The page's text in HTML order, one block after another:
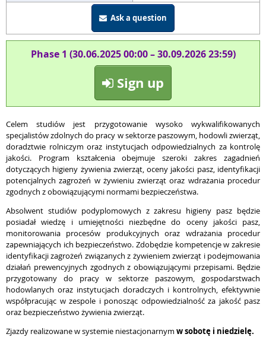
Ask a question
Phase 1 (30.06.2025 00:00 – 30.09.2026 23:59)
Sign up
Celem studiów jest przygotowanie wysoko wykwalifikowanych
specjalistów zdolnych do pracy w sektorze paszowym, hodowli zwierząt,
doradztwie rolniczym oraz instytucjach odpowiedzialnych za kontrolę
jakości. Program kształcenia obejmuje szeroki zakres zagadnień
dotyczących higieny żywienia zwierząt, oceny jakości pasz, identyfikacji
potencjalnych zagrożeń w żywieniu zwierząt oraz wdrażania procedur
zgodnych z obowiązującymi normami bezpieczeństwa.
Absolwent studiów podyplomowych z zakresu higieny pasz będzie
posiadał wiedzę i umiejętności niezbędne do oceny jakości pasz,
monitorowania procesów produkcyjnych oraz wdrażania procedur
zapewniających ich bezpieczeństwo. Zdobędzie kompetencje w zakresie
identyfikacji zagrożeń związanych z żywieniem zwierząt i podejmowania
działań prewencyjnych zgodnych z obowiązującymi przepisami. Będzie
przygotowany do pracy w sektorze paszowym, gospodarstwach
hodowlanych oraz instytucjach doradczych i kontrolnych, efektywnie
współpracując w zespole i ponosząc odpowiedzialność za jakość pasz
oraz bezpieczeństwo żywienia zwierząt.
Zjazdy realizowane w systemie niestacjonarnym w sobotę i niedzielę.